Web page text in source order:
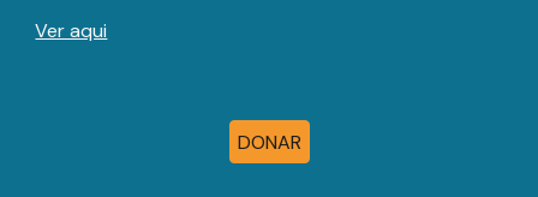
Ver aqui
DONAR